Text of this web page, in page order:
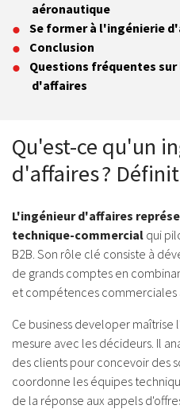
aéronautique
Se former à l'ingénierie
Conclusion
Questions fréquentes
d'affaires
Qu'est-ce qu'un
d'affaires ?
L'ingénieur d'affaires
technique-commercial qui
B2B. Son rôle clé consiste à
de grands comptes en
et compétences commerciales
Ce business developer
mesure avec les décideurs. Il
des clients pour concevoir des
coordonne les équipes
de la réponse aux appels